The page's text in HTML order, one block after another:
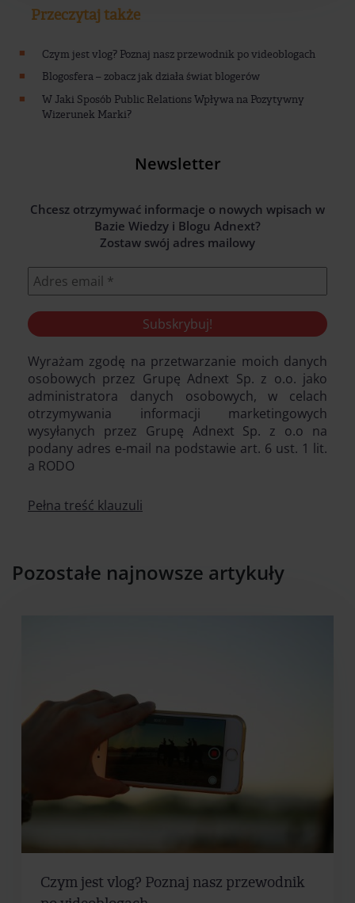
Przeczytaj także
Czym jest vlog? Poznaj nasz przewodnik po videoblogach
Blogosfera – zobacz jak działa świat blogerów
W Jaki Sposób Public Relations Wpływa na Pozytywny
Wizerunek Marki?
Newsletter
Chcesz otrzymywać informacje o nowych wpisach w
Bazie Wiedzy i Blogu Adnext?
Zostaw swój adres mailowy
Wyrażam zgodę na przetwarzanie moich danych
osobowych przez Grupę Adnext Sp. z o.o. jako
administratora danych osobowych, w celach
otrzymywania informacji marketingowych
wysyłanych przez Grupę Adnext Sp. z o.o na
podany adres e-mail na podstawie art. 6 ust. 1 lit.
a RODO
Pełna treść klauzuli
Pozostałe najnowsze artykuły
Czym jest vlog? Poznaj nasz przewodnik